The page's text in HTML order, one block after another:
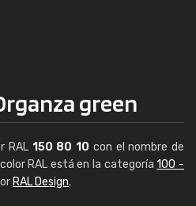
green
RAL 150 80 10 con el nombre de
RAL está en la categoría100 -
RAL Design.